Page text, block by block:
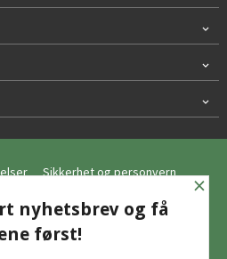
Sikkerhet og personvern
Nyhetsbrev
Jakt og Friluft AS
×
nyhetsbrev og få
først!